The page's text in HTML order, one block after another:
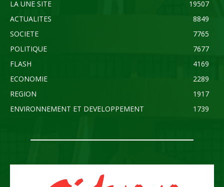
LA UNE SITE
19507
ACTUALITES
8849
SOCIETE
7765
POLITIQUE
7677
FLASH
4169
ECONOMIE
2289
REGION
1917
ENVIRONNEMENT ET DEVELOPPEMENT
1739